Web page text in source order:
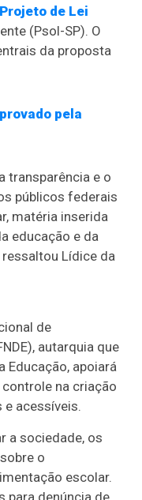
Projeto de Lei
(Psol-SP). O
da proposta
pela
transparência e o
públicos federais
matéria inserida
educação e da
Lídice da
de
autarquia que
Educação, apoiará
na criação
acessíveis.
a sociedade, os
o
escolar.
para denúncia de